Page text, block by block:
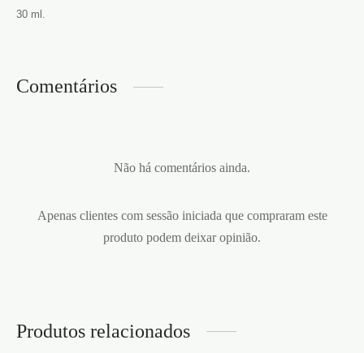
30 ml.
Comentários
Não há comentários ainda.
Apenas clientes com sessão iniciada que compraram este
produto podem deixar opinião.
Produtos relacionados